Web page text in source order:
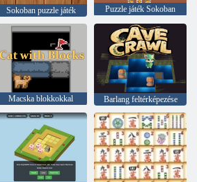
Sokoban puzzle játék Puzzle játék Sokoban
Macska blokkokkal Barlang feltérképezése